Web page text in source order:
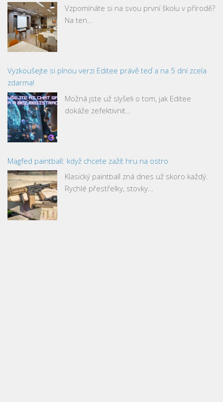
Vzpomínáte si na svou první školu v přírodě?
Na ten…
Vyzkoušejte si plnou verzi Editee právě teď a na 5 dní zcela
zdarma!
Možná jste už slyšeli o tom, jak Editee
dokáže zefektivnit…
Magfed paintball: když chcete zažít hru na ostro
Klasický paintball zná dnes už skoro každý.
Rychlé přestřelky, stovky…